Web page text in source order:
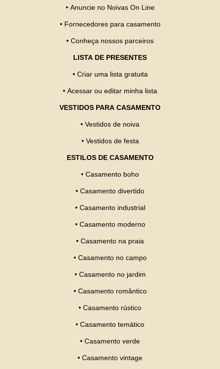
• Anuncie no Noivas On Line
• Fornecedores para casamento
• Conheça nossos parceiros
LISTA DE PRESENTES
• Criar uma lista gratuita
• Acessar ou editar minha lista
VESTIDOS PARA CASAMENTO
• Vestidos de noiva
• Vestidos de festa
ESTILOS DE CASAMENTO
• Casamento boho
• Casamento divertido
• Casamento industrial
• Casamento moderno
• Casamento na praia
• Casamento no campo
• Casamento no jardim
• Casamento romântico
• Casamento rústico
• Casamento temático
• Casamento verde
• Casamento vintage